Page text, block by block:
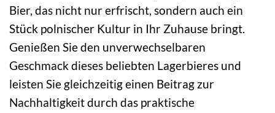
Bier, das nicht nur erfrischt, sondern auch ein
Stück polnischer Kultur in Ihr Zuhause bringt.
Genießen Sie den unverwechselbaren
Geschmack dieses beliebten Lagerbieres und
leisten Sie gleichzeitig einen Beitrag zur
Nachhaltigkeit durch das praktische